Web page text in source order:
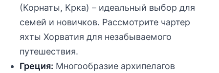
(Корнаты, Крка) – идеальный выбор для
семей и новичков. Рассмотрите чартер
яхты Хорватия для незабываемого
путешествия.
Греция: Многообразие архипелагов